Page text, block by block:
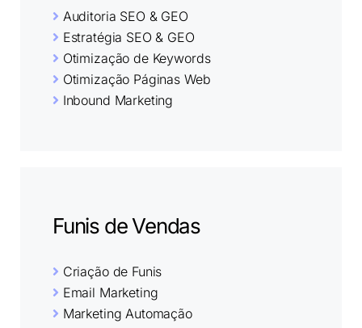
Auditoria SEO & GEO
Estratégia SEO & GEO
Otimização de Keywords
Otimização Páginas Web
Inbound Marketing
Funis de Vendas
Criação de Funis
Email Marketing
Marketing Automação